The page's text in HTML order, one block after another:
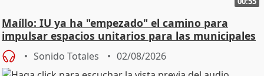
Maíllo: IU ya ha "empezado" el camino para
impulsar espacios unitarios para las municipales
Sonido Totales 02/08/2026